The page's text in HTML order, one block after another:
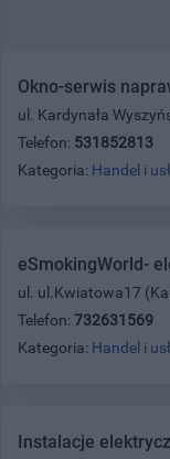
Okno-serwis
ul. Kardynała
Telefon: 531852813
Kategoria: Handel i
eSmokingWorld-
ul. ul.Kwiatowa17
Telefon: 732631569
Kategoria: Handel i
Instalacje